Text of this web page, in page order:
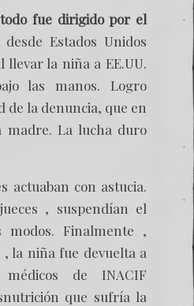
fue dirigido por el
Estados Unidos
llevar la niña a EE.UU.
las manos. Logro
de la denuncia, que en
madre. La lucha duro
actuaban con astucia.
, suspendían el
modos. Finalmente ,
, la niña fue devuelta a
de INACIF
que sufría la